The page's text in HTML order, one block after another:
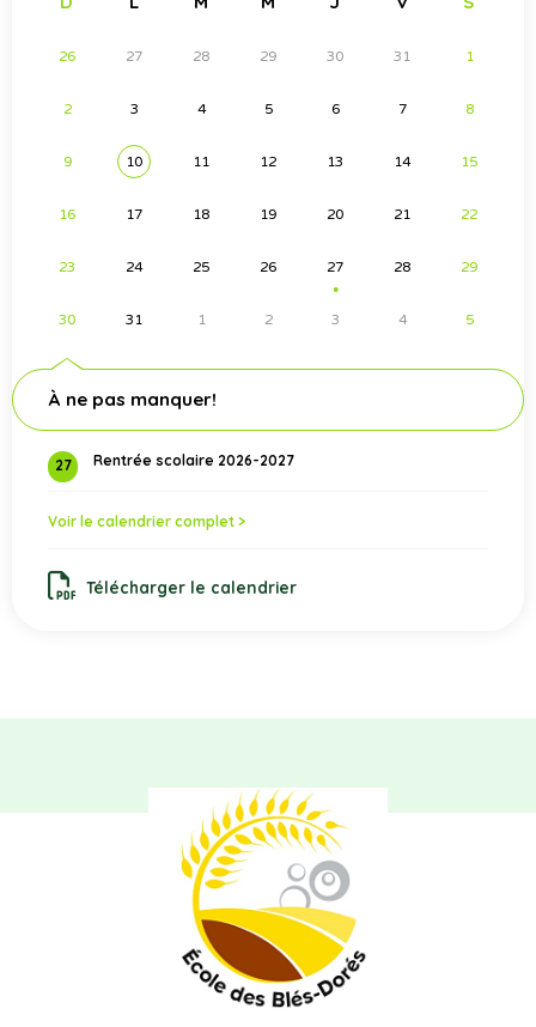
26 27 28 29 30 31 1
2 3 4 5 6 7 8
9 10 11 12 13 14 15
16 17 18 19 20 21 22
23 24 25 26 27
●
28 29
30 31 1 2 3 4 5
À ne pas manquer!
27 Rentrée scolaire 2026-2027
Voir le calendrier complet >
Télécharger le calendrier